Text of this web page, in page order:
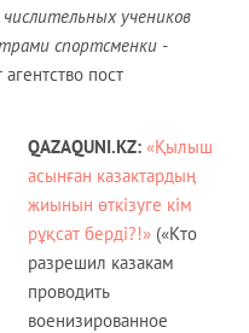
учеников
спортсменки -
агентство пост
QAZAQUNI.KZ: «Қылыш
асынған казактардың
жиынын өткізуге кім
рұқсат берді?!» («Кто
разрешил казакам
проводить
военизированное